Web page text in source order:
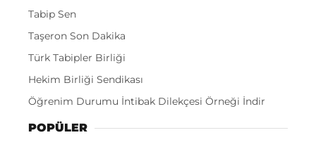
Tabip Sen
Taşeron Son Dakika
Türk Tabipler Birliği
Hekim Birliği Sendikası
Öğrenim Durumu İntibak Dilekçesi Örneği İndir
POPÜLER